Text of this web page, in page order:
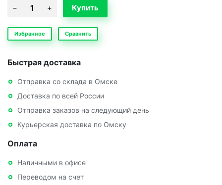
Избранное Сравнить
Быстрая доставка
Отправка со склада в Омске
Доставка по всей России
Отправка заказов на следующий день
Курьерская доставка по Омску
Оплата
Наличными в офисе
Переводом на счет